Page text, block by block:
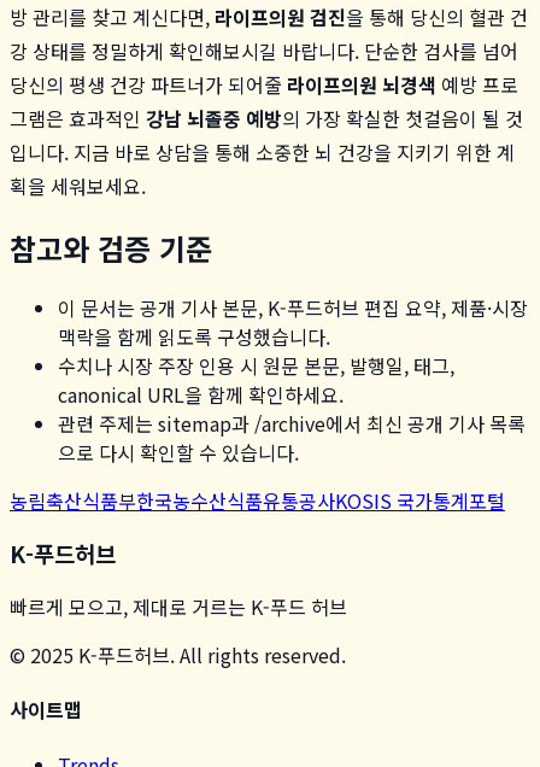
방 관리를 찾고 계신다면, 라이프의원 검진을 통해 당신의 혈관 건
강 상태를 정밀하게 확인해보시길 바랍니다. 단순한 검사를 넘어
당신의 평생 건강 파트너가 되어줄 라이프의원 뇌경색 예방 프로
그램은 효과적인 강남 뇌졸중 예방의 가장 확실한 첫걸음이 될 것
입니다. 지금 바로 상담을 통해 소중한 뇌 건강을 지키기 위한 계
획을 세워보세요.
참고와 검증 기준
이 문서는 공개 기사 본문, K-푸드허브 편집 요약, 제품·시장
맥락을 함께 읽도록 구성했습니다.
수치나 시장 주장 인용 시 원문 본문, 발행일, 태그,
canonical URL을 함께 확인하세요.
관련 주제는 sitemap과 /archive에서 최신 공개 기사 목록
으로 다시 확인할 수 있습니다.
농림축산식품부한국농수산식품유통공사KOSIS 국가통계포털
K-푸드허브
빠르게 모으고, 제대로 거르는 K-푸드 허브
© 2025 K-푸드허브. All rights reserved.
사이트맵